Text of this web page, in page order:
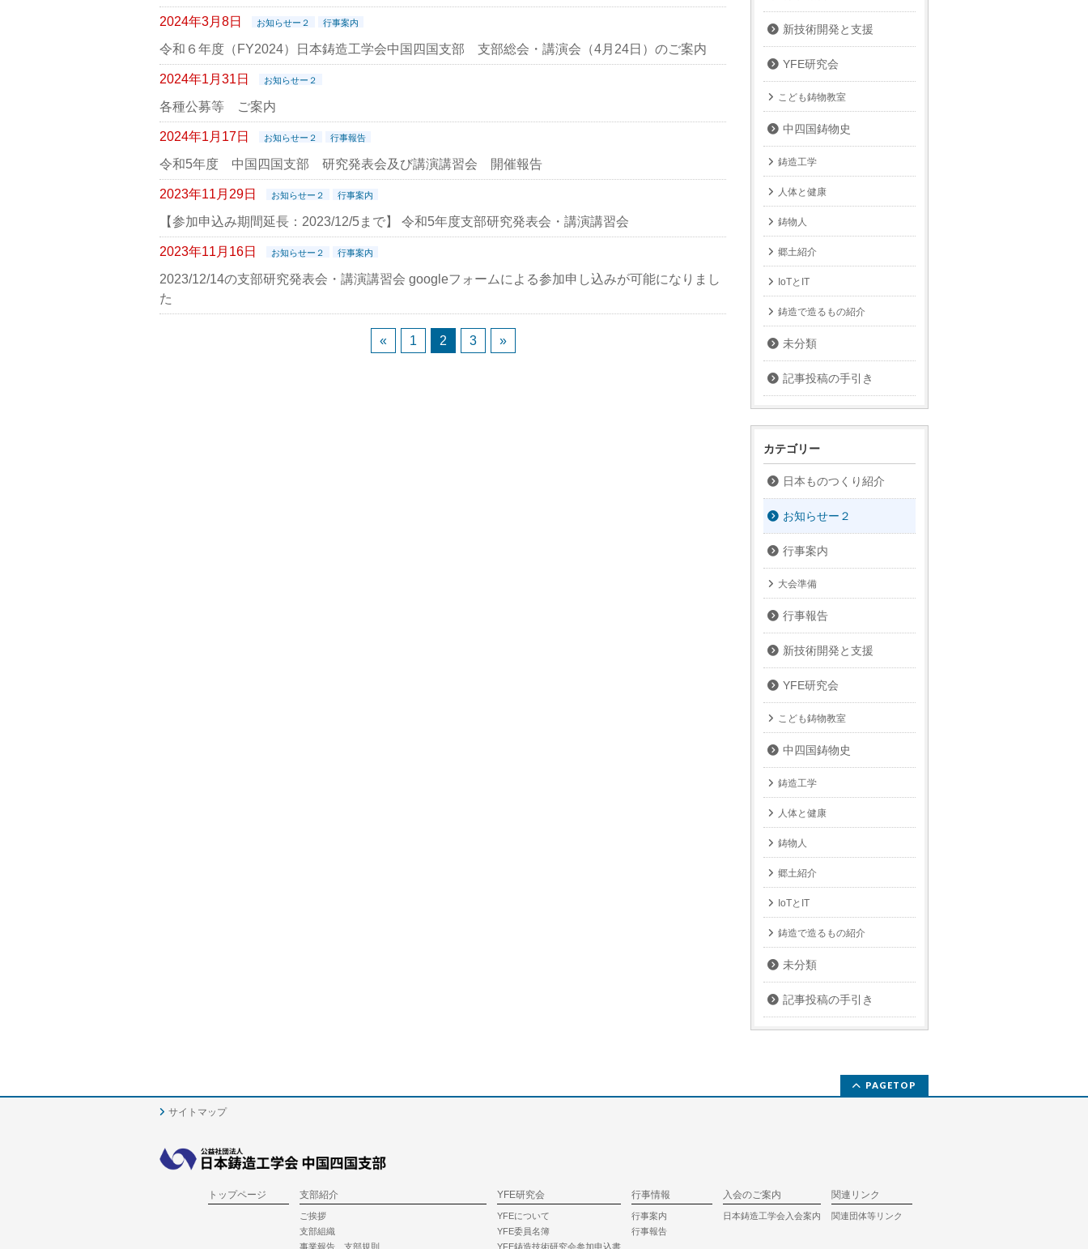
2024年3月8日 お知らせー２ 行事案内
令和６年度（FY2024）日本鋳造工学会中国四国支部 支部総会・講演会（4月24日）のご案内
2024年1月31日 お知らせー２
各種公募等 ご案内
2024年1月17日 お知らせー２ 行事報告
令和5年度 中国四国支部 研究発表会及び講演講習会 開催報告
2023年11月29日 お知らせー２ 行事案内
【参加申込み期間延長：2023/12/5まで】 令和5年度支部研究発表会・講演講習会
2023年11月16日 お知らせー２ 行事案内
2023/12/14の支部研究発表会・講演講習会 googleフォームによる参加申し込みが可能になりまし
た
« 1 2 3 »
新技術開発と支援
YFE研究会
こども鋳物教室
中四国鋳物史
鋳造工学
人体と健康
鋳物人
郷土紹介
IoTとIT
鋳造で造るもの紹介
未分類
記事投稿の手引き
カテゴリー
日本ものつくり紹介
お知らせー２
行事案内
大会準備
行事報告
新技術開発と支援
YFE研究会
こども鋳物教室
中四国鋳物史
鋳造工学
人体と健康
鋳物人
郷土紹介
IoTとIT
鋳造で造るもの紹介
未分類
記事投稿の手引き
PAGETOP
サイトマップ
トップページ 支部紹介
ご挨拶
支部組織
事業報告、支部規則
YFE研究会
YFEについて
YFE委員名簿
YFE鋳造技術研究会参加申込書
行事情報
行事案内
行事報告
入会のご案内
日本鋳造工学会入会案内
関連リンク
関連団体等リンク